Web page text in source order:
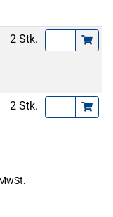
2 Stk.
2 Stk.